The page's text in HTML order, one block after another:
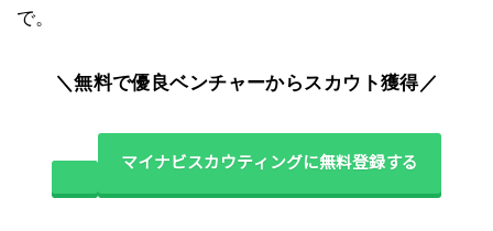
で。
＼無料で優良ベンチャーからスカウト獲得／
マイナビスカウティングに無料登録する